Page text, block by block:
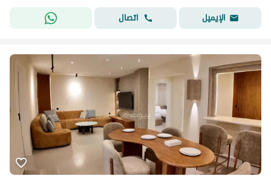
الإيميل
اتصال